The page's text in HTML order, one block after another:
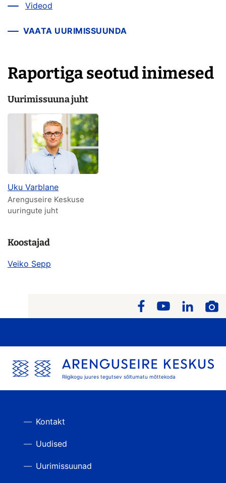
Videod
VAATA UURIMISSUUNDA
Raportiga seotud inimesed
Uurimissuuna juht
Uku Varblane
Arenguseire Keskuse
uuringute juht
Koostajad
Veiko Sepp
Riigikogu juures tegutsev sõltumatu mõttekoda
Kontakt
Uudised
Uurimissuunad